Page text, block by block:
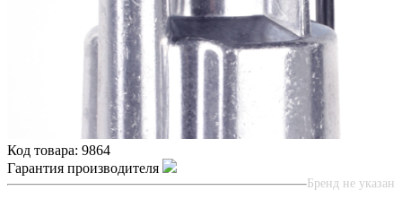
Код товара: 9864
Гарантия производителя
Бренд не указан